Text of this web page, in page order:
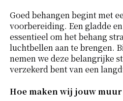
Goed behangen begint met
voorbereiding. Een gladde
essentieel om het behang
luchtbellen aan te brengen.
nemen we deze belangrijke
verzekerd bent van een
Hoe maken wij jouw